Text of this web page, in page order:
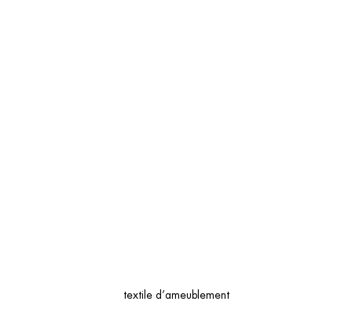
textile d’ameublement